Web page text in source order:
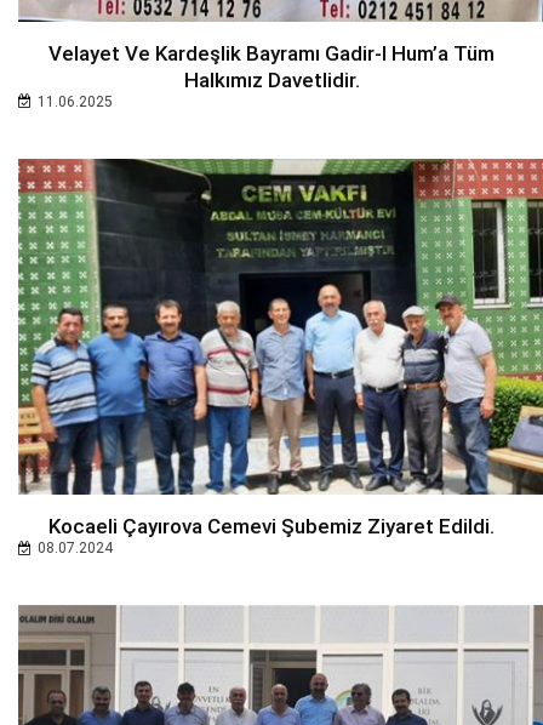
Velayet Ve Kardeşlik Bayramı Gadir-I Hum’a Tüm
Halkımız Davetlidir.
11.06.2025
Kocaeli Çayırova Cemevi Şubemiz Ziyaret Edildi.
08.07.2024